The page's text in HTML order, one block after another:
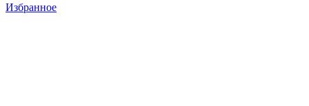
Избранное